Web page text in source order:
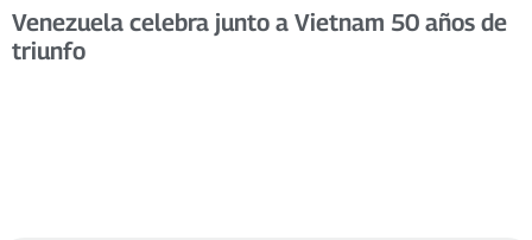
Venezuela celebra junto a Vietnam 50 años de
triunfo